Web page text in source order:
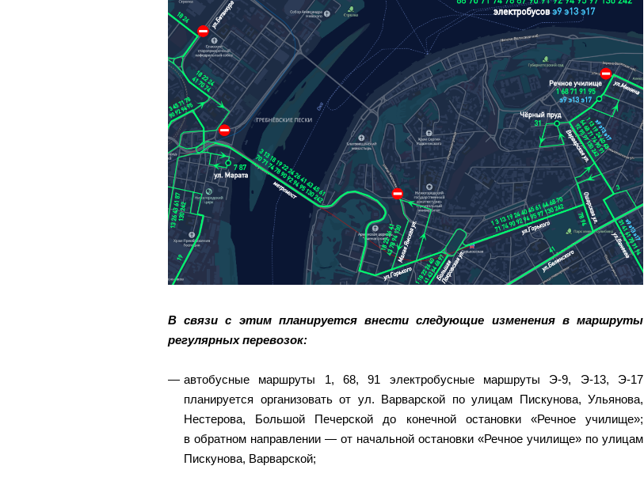
В связи с этим планируется внести следующие изменения в маршруты
регулярных перевозок:
автобусные маршруты 1, 68, 91 электробусные маршруты Э-9, Э-13, Э-17
планируется организовать от ул. Варварской по улицам Пискунова, Ульянова,
Нестерова, Большой Печерской до конечной остановки «Речное училище»;
в обратном направлении — от начальной остановки «Речное училище» по улицам
Пискунова, Варварской;